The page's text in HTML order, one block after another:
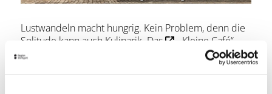
Lustwandeln macht hungrig. Kein Problem, denn die
Solitude kann auch Kulinarik. Das
„Kleine Café“
gegenüber der Kapelle verpflegt mit Kaffee und
Gastlichkeit“ sorgt Starkoch Jörg Mink außerdem in